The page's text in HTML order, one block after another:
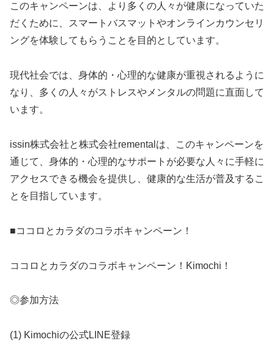
このキャンペーンは、より多くの人々が健康になっていた
だくために、スマートバスマットやオンラインカウンセリ
ングを体験してもらうことを目的としています。
現代社会では、身体的・心理的な健康が重視されるように
なり、多くの人々がストレスやメンタルの問題に直面して
います。
issin株式会社と株式会社rementalは、このキャンペーンを
通じて、身体的・心理的なサポートが必要な人々に手軽に
アクセスできる機会を提供し、健康的な生活が普及するこ
とを目指しています。
■ココロとカラダのコラボキャンペーン！
ココロとカラダのコラボキャンペーン！Kimochi！
◎参加方法
(1) Kimochiの公式LINE登録